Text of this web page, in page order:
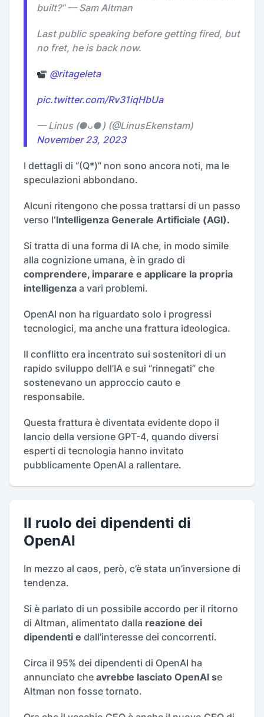
built?” — Sam Altman
Last public speaking before getting fired, but
no fret, he is back now.
@ritageleta
pic.twitter.com/Rv31iqHbUa
— Linus (●ᴗ●) (@LinusEkenstam)
November 23, 2023
I dettagli di “(Q*)” non sono ancora noti, ma le
speculazioni abbondano.
Alcuni ritengono che possa trattarsi di un passo
verso l‘Intelligenza Generale Artificiale (AGI).
Si tratta di una forma di IA che, in modo simile
alla cognizione umana, è in grado di
comprendere, imparare e applicare la propria
intelligenza a vari problemi.
OpenAI non ha riguardato solo i progressi
tecnologici, ma anche una frattura ideologica.
Il conflitto era incentrato sui sostenitori di un
rapido sviluppo dell’IA e sui “rinnegati” che
sostenevano un approccio cauto e
responsabile.
Questa frattura è diventata evidente dopo il
lancio della versione GPT-4, quando diversi
esperti di tecnologia hanno invitato
pubblicamente OpenAI a rallentare.
Il ruolo dei dipendenti di
OpenAI
In mezzo al caos, però, c’è stata un’inversione di
tendenza.
Si è parlato di un possibile accordo per il ritorno
di Altman, alimentato dalla reazione dei
dipendenti e dall’interesse dei concorrenti.
Circa il 95% dei dipendenti di OpenAI ha
annunciato che avrebbe lasciato OpenAI se
Altman non fosse tornato.